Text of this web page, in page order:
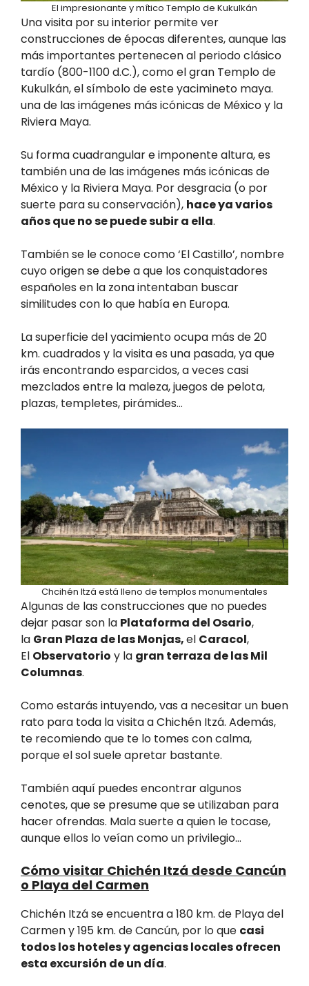
El impresionante y mítico Templo de Kukulkán
Una visita por su interior permite ver
construcciones de épocas diferentes, aunque las
más importantes pertenecen al periodo clásico
tardío (800-1100 d.C.), como el gran Templo de
Kukulkán, el símbolo de este yacimineto maya.
una de las imágenes más icónicas de México y la
Riviera Maya.
Su forma cuadrangular e imponente altura, es
también una de las imágenes más icónicas de
México y la Riviera Maya. Por desgracia (o por
suerte para su conservación), hace ya varios
años que no se puede subir a ella.
También se le conoce como ‘El Castillo’, nombre
cuyo origen se debe a que los conquistadores
españoles en la zona intentaban buscar
similitudes con lo que había en Europa.
La superficie del yacimiento ocupa más de 20
km. cuadrados y la visita es una pasada, ya que
irás encontrando esparcidos, a veces casi
mezclados entre la maleza, juegos de pelota,
plazas, templetes, pirámides…
Chcihén Itzá está lleno de templos monumentales
Algunas de las construcciones que no puedes
dejar pasar son la Plataforma del Osario,
la Gran Plaza de las Monjas,el Caracol,
El Observatorio y la gran terraza de las Mil
Columnas.
Como estarás intuyendo, vas a necesitar un buen
rato para toda la visita a Chichén Itzá. Además,
te recomiendo que te lo tomes con calma,
porque el sol suele apretar bastante.
También aquí puedes encontrar algunos
cenotes, que se presume que se utilizaban para
hacer ofrendas. Mala suerte a quien le tocase,
aunque ellos lo veían como un privilegio…
Cómo visitar Chichén Itzá desde Cancún
o Playa del Carmen
Chichén Itzá se encuentra a 180 km. de Playa del
Carmen y 195 km. de Cancún, por lo que casi
todos los hoteles y agencias locales ofrecen
esta excursión de un día.